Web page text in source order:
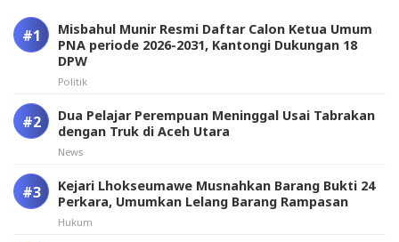
Misbahul Munir Resmi Daftar Calon Ketua Umum
PNA periode 2026-2031, Kantongi Dukungan 18
DPW
Politik
Dua Pelajar Perempuan Meninggal Usai Tabrakan
dengan Truk di Aceh Utara
News
Kejari Lhokseumawe Musnahkan Barang Bukti 24
Perkara, Umumkan Lelang Barang Rampasan
Hukum